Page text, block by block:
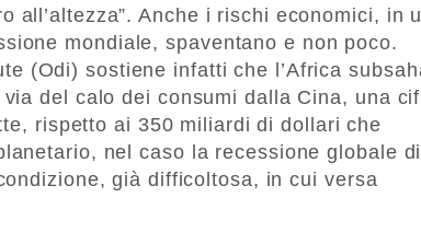
all’altezza”. Anche i rischi economici, in
mondiale, spaventano e non poco.
(Odi) sostiene infatti che l’Africa
del calo dei consumi dalla Cina, una
rispetto ai 350 miliardi di dollari che
nel caso la recessione globale
già difficoltosa, in cui versa